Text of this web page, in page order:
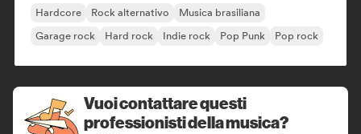
Hardcore Rock alternativo
Musica brasiliana
Garage rock
Hard rock Indie rock Pop Punk Pop rock
Vuoi contattare questi
professionisti della musica?